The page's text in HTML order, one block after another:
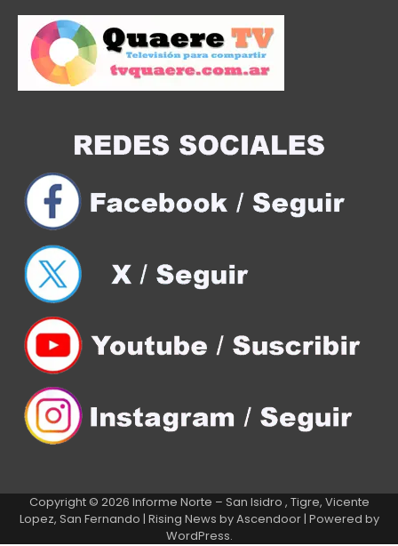
Copyright © 2026 Informe Norte – San Isidro , Tigre, Vicente
Lopez, San Fernando | Rising News byAscendoor| Powered by
WordPress.